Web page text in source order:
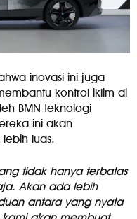
inovasi ini juga
kontrol iklim di
BMN teknologi
ini akan
luas.
tidak hanya terbatas
Akan ada lebih
antara yang nyata